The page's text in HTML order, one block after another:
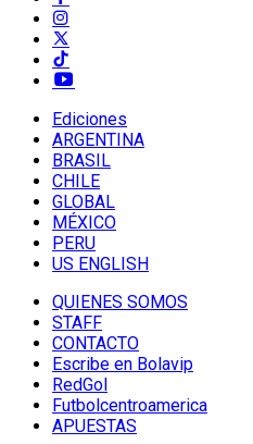
Ediciones
ARGENTINA
BRASIL
CHILE
GLOBAL
MÉXICO
PERU
US ENGLISH
QUIENES SOMOS
STAFF
CONTACTO
Escribe en Bolavip
RedGol
Futbolcentroamerica
APUESTAS